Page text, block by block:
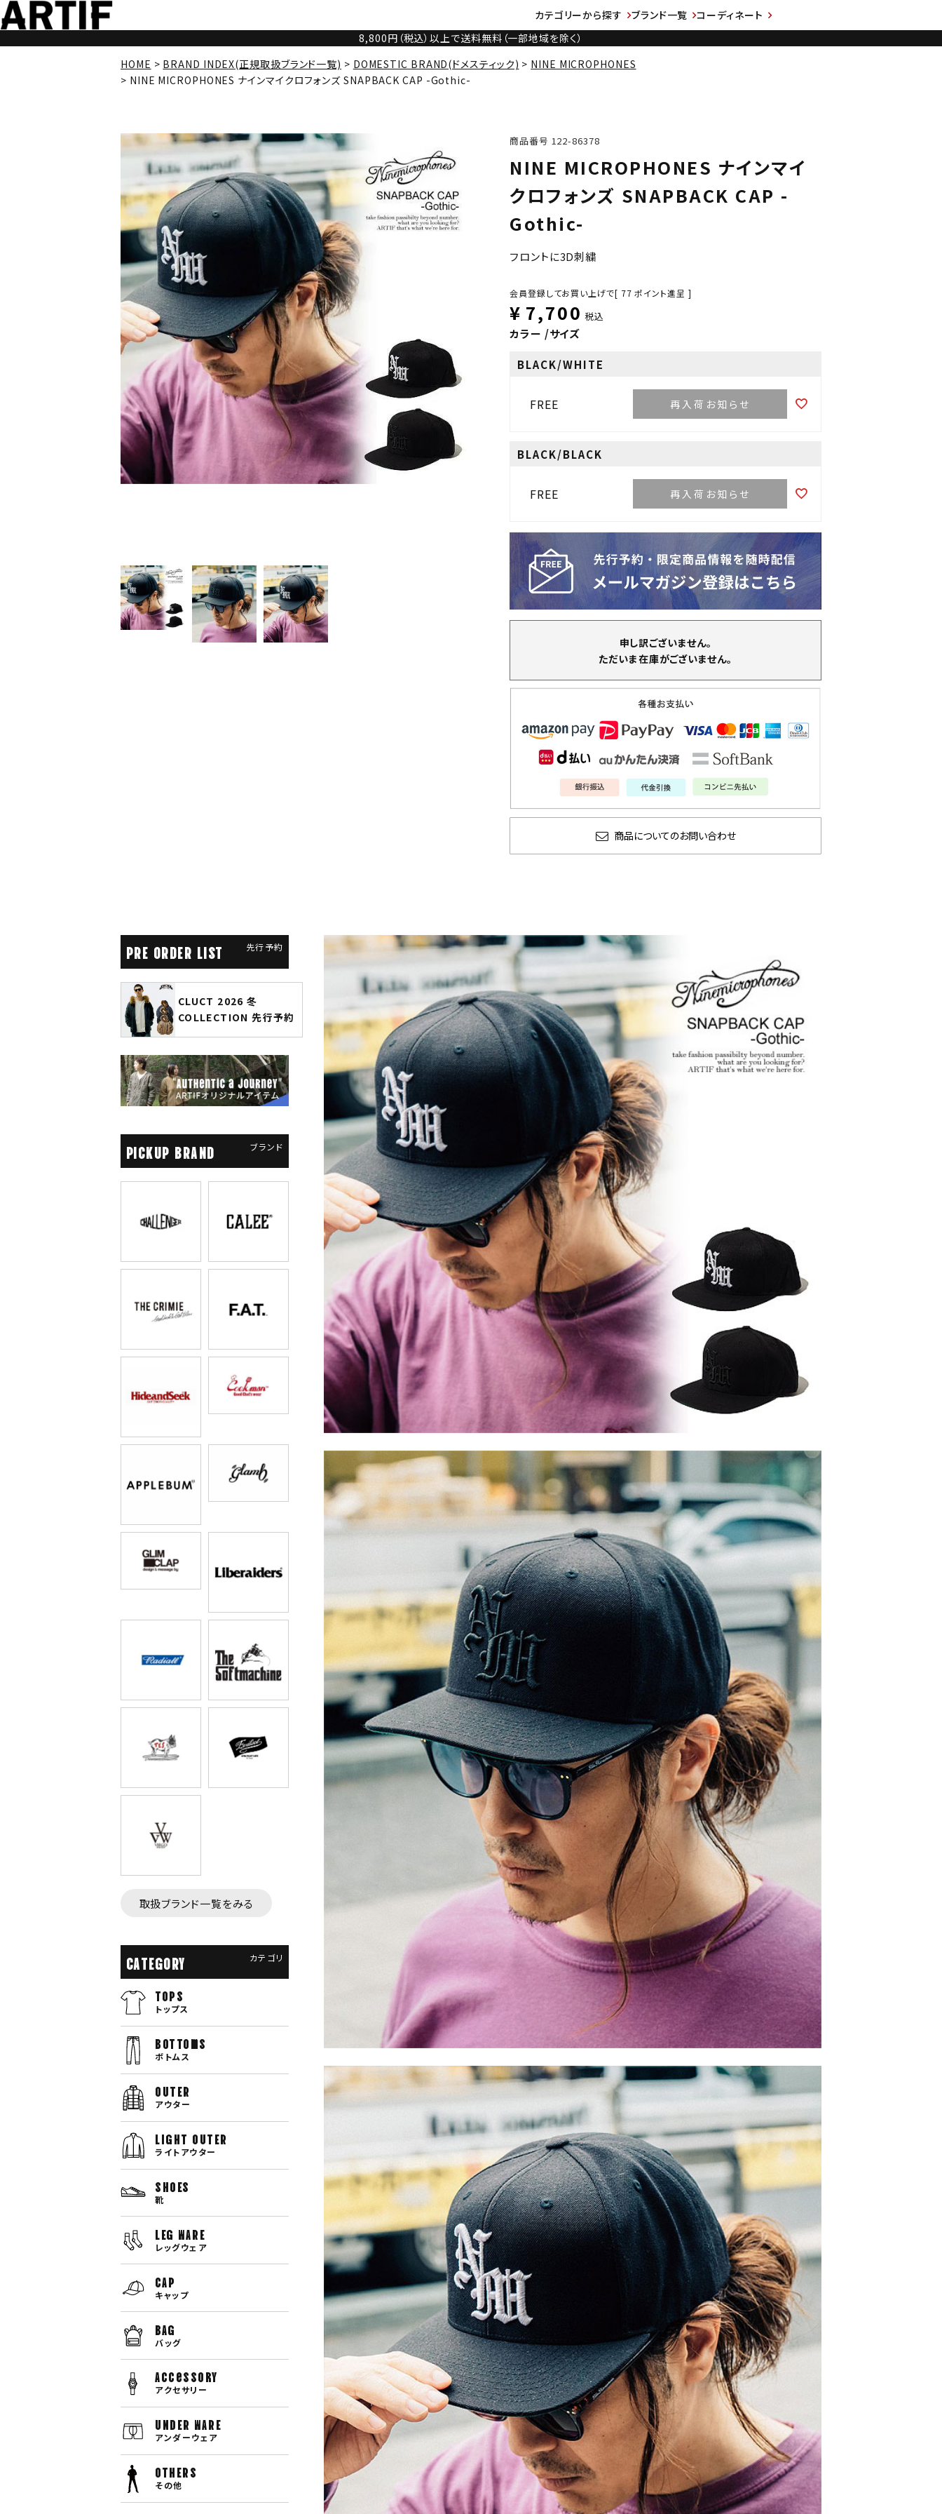
カテゴリーから探す ブランド一覧
コーディネート
8,800円（税込）以上で送料無料（一部地域を除く）
HOME
BRAND INDEX(正規取扱ブランド一覧) DOMESTIC BRAND(ドメスティック)
NINE MICROPHONES
NINE MICROPHONES ナインマイクロフォンズ SNAPBACK CAP -Gothic-
商品番号 122-86378
NINE MICROPHONES ナインマイ
クロフォンズ SNAPBACK CAP -
Gothic-
フロントに3D刺繍
会員登録してお買い上げで[ 77 ポイント進呈 ]
¥ 7,700 税込
カラー サイズ
BLACK/WHITE
FREE 再入荷お知らせ
BLACK/BLACK
FREE 再入荷お知らせ
申し訳ございません。
ただいま在庫がございません。
商品についてのお問い合わせ
PRE ORDER LIST 先行予約
glamb × 劇場版『チェン
ソーマン レゼ篇』第2弾
先行予約
GLIMCLAP 2026 秋冬
1st 先行予約
SOFTMACHINE 2026
秋冬 先行予約
glamb – 映画「スター・
ウォーズ／マンダロリア
ン・アンド・グローグー」カ
プセルコレクション
PICKUP BRAND ブランド
取扱ブランド一覧をみる
CATEGORY カテゴリ
TOPS
トップス
bottoms
ボトムス
OUTER
アウター
LIGHT OUTER
ライトアウター
SHOES
靴
LEG WARE
レッグウェア
CAP
キャップ
BAG
バッグ
Accessory
アクセサリー
UNDER WARE
アンダーウェア
OTHERS
その他